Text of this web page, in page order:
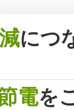
につ
電を